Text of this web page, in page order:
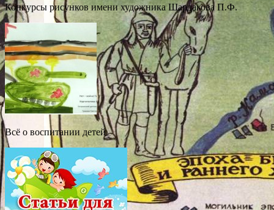
Конкурсы рисунков имени художника Шардакова П.Ф.
Всё о воспитании детей